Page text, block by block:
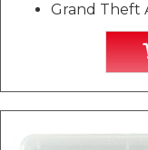
Grand Theft